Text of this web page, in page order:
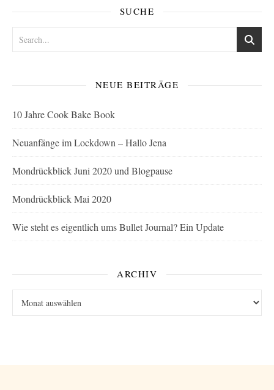
SUCHE
NEUE BEITRÄGE
10 Jahre Cook Bake Book
Neuanfänge im Lockdown – Hallo Jena
Mondrückblick Juni 2020 und Blogpause
Mondrückblick Mai 2020
Wie steht es eigentlich ums Bullet Journal? Ein Update
ARCHIV